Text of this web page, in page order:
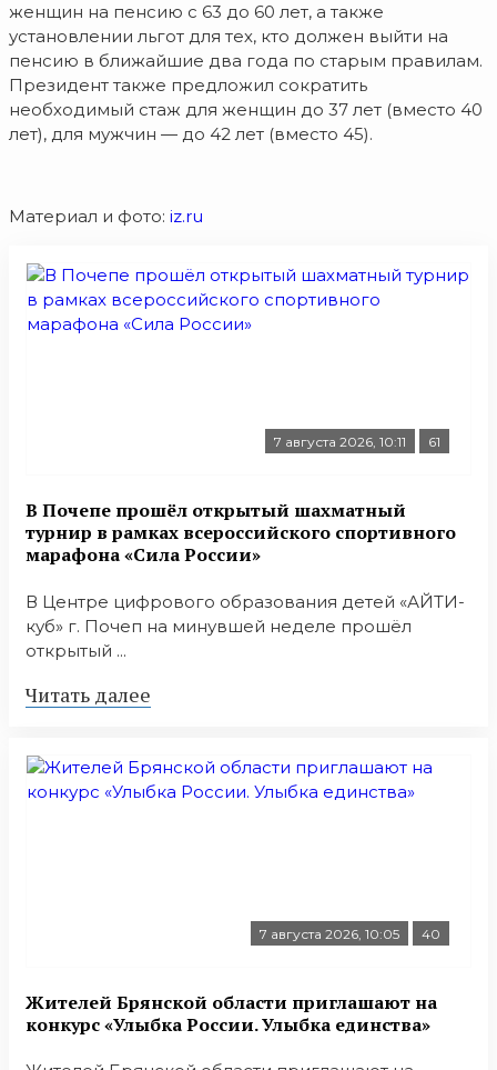
женщин на пенсию с 63 до 60 лет, а также
установлении льгот для тех, кто должен выйти на
пенсию в ближайшие два года по старым правилам.
Президент также предложил сократить
необходимый стаж для женщин до 37 лет (вместо 40
лет), для мужчин — до 42 лет (вместо 45).
Материал и фото: iz.ru
7 августа 2026, 10:11 61
В Почепе прошёл открытый шахматный
турнир в рамках всероссийского спортивного
марафона «Сила России»
В Центре цифрового образования детей «АЙТИ-
куб» г. Почеп на минувшей неделе прошёл
открытый ...
Читать далее
7 августа 2026, 10:05 40
Жителей Брянской области приглашают на
конкурс «Улыбка России. Улыбка единства»